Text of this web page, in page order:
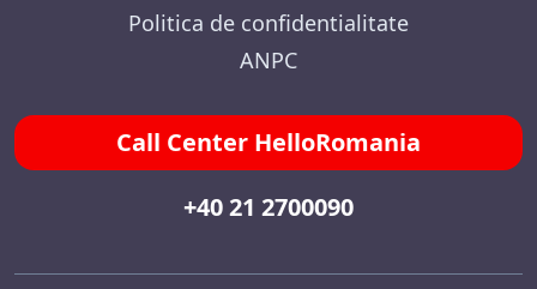
Politica de confidentialitate
ANPC
Call Center HelloRomania
+40 21 2700090